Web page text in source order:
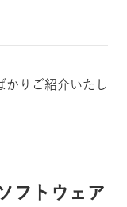
かりご紹介いたし
フトウェア